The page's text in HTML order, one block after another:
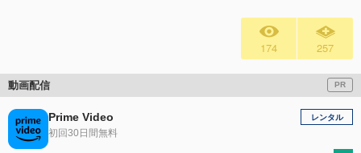
174 257
動画配信 PR
Prime Video
初回30日間無料
レンタル